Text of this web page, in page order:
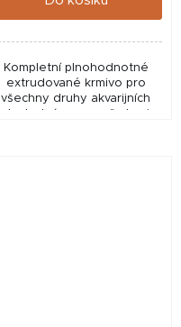
Kompletní plnohodnotné
extrudované krmivo pro
všechny druhy akvarijních
ryb. Jedná se o směs krmiv